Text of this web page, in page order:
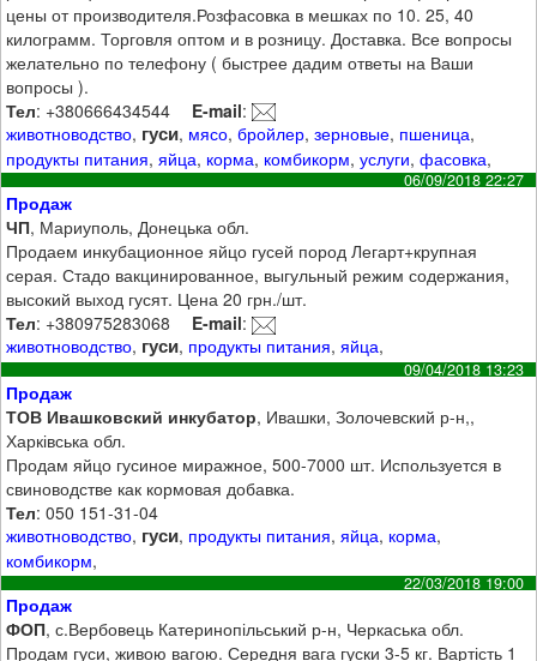
цены от производителя.Розфасовка в мешках по 10. 25, 40
килограмм. Торговля оптом и в розницу. Доставка. Все вопросы
желательно по телефону ( быстрее дадим ответы на Ваши
вопросы ).
Тел: +380666434544 E-mail:
животноводство, гуси, мясо,бройлер,зерновые, пшеница,
продукты питания,яйца, корма, комбикорм,услуги,фасовка,
06/09/2018 22:27
Продаж
ЧП, Мариуполь, Донецька обл.
Продаем инкубационное яйцо гусей пород Легарт+крупная
серая. Стадо вакцинированное, выгульный режим содержания,
высокий выход гусят. Цена 20 грн./шт.
Тел: +380975283068 E-mail:
животноводство, гуси, продукты питания,яйца,
09/04/2018 13:23
Продаж
ТОВ Ивашковский инкубатор, Ивашки, Золочевский р-н,,
Харківська обл.
Продам яйцо гусиное миражное, 500-7000 шт. Используется в
свиноводстве как кормовая добавка.
Тел: 050 151-31-04
животноводство, гуси, продукты питания,яйца, корма,
комбикорм,
22/03/2018 19:00
Продаж
ФОП, с.Вербовець Катеринопільський р-н, Черкаська обл.
Продам гуси, живою вагою. Середня вага гуски 3-5 кг. Вартість 1